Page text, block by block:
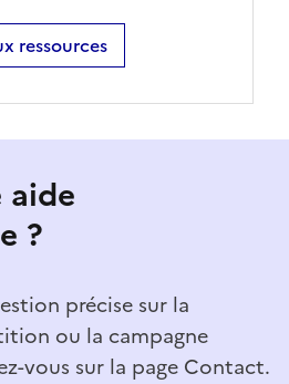
ressources
aide
?
précise sur la
ou la campagne
vous sur la page Contact.